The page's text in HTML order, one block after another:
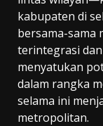
kabupaten di
bersama-sama
terintegrasi
menyatukan
dalam rangka
selama ini
metropolitan.